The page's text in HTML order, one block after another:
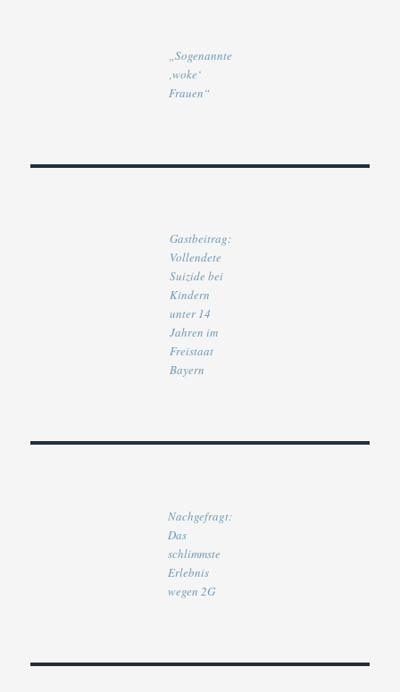
„Sogenannte
‚woke‘
Frauen“
Gastbeitrag:
Vollendete
Suizide bei
Kindern
unter 14
Jahren im
Freistaat
Bayern
Nachgefragt:
Das
schlimmste
Erlebnis
wegen 2G